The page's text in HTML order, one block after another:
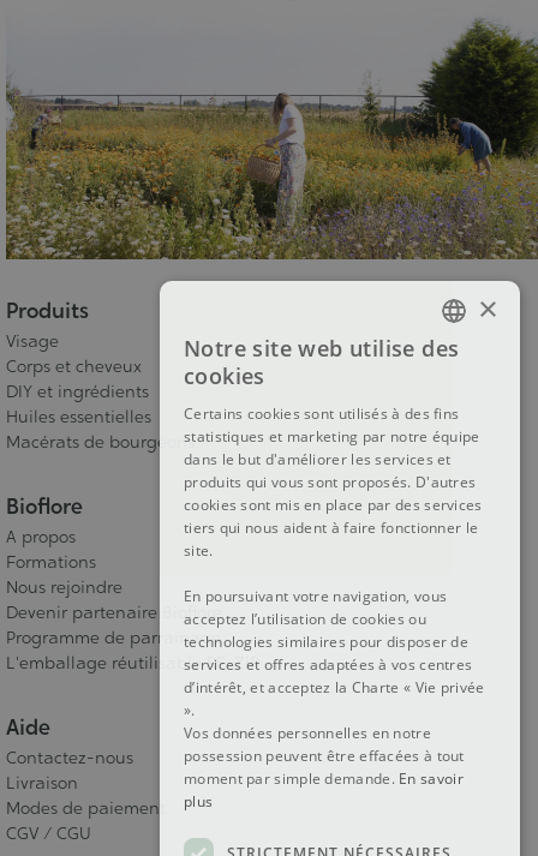
Produits
Visage
Corps et cheveux
DIY et ingrédients
Huiles essentielles
Macérats de bourgeons
Bioflore
A propos
Formations
Nous rejoindre
Devenir partenaire Bioflore
Programme de parrainage
L'emballage réutilisable RE-ZIP
Aide
Contactez-nous
Livraison
Modes de paiement
CGV / CGU
FRENCH
ENGLISH
×
Notre site web utilise des
cookies
Certains cookies sont utilisés à des fins
statistiques et marketing par notre équipe
dans le but d'améliorer les services et
produits qui vous sont proposés. D'autres
cookies sont mis en place par des services
tiers qui nous aident à faire fonctionner le
site.
En poursuivant votre navigation, vous
acceptez l’utilisation de cookies ou
technologies similaires pour disposer de
services et offres adaptées à vos centres
d’intérêt, et acceptez la Charte « Vie privée
».
Vos données personnelles en notre
possession peuvent être effacées à tout
moment par simple demande. En savoir
plus